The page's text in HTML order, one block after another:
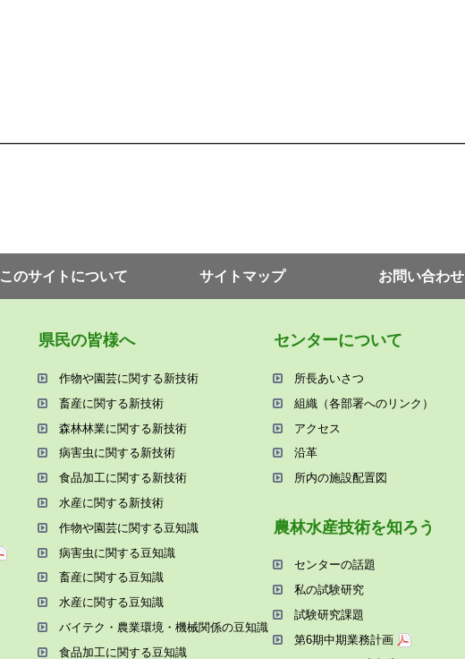
このサイトについて サイトマップ お問い合わせ
県⺠の皆様へ
作物や園芸に関する新技術
畜産に関する新技術
森林林業に関する新技術
病害⾍に関する新技術
⾷品加⼯に関する新技術
⽔産に関する新技術
作物や園芸に関する⾖知識
病害⾍に関する⾖知識
畜産に関する⾖知識
⽔産に関する⾖知識
バイテク・農業環境・機械関係の⾖知識
⾷品加⼯に関する⾖知識
センターについて
所⻑あいさつ
組織（各部署へのリンク）
アクセス
沿⾰
所内の施設配置図
農林⽔産技術を知ろう
センターの話題
私の試験研究
試験研究課題
第6期中期業務計画